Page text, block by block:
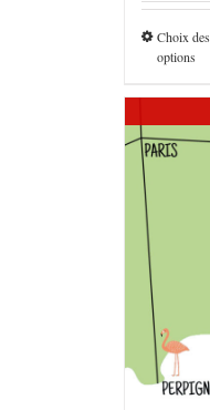
Choix des
options